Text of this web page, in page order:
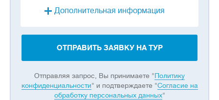
Дополнительная информация
ОТПРАВИТЬ ЗАЯВКУ НА ТУР
Отправляя запрос, Вы принимаете "Политику
конфиденциальности" и подтверждаете "Согласие на
обработку персональных данных"